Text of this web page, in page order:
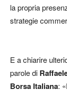
la propria
strategie
E a chiarire
parole di
Borsa Italiana: